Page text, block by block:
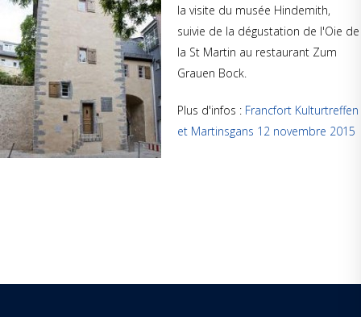
la visite du musée Hindemith,
suivie de la dégustation de l'Oie de
la St Martin au restaurant Zum
Grauen Bock.
Plus d'infos : Francfort Kulturtreffen
et Martinsgans 12 novembre 2015